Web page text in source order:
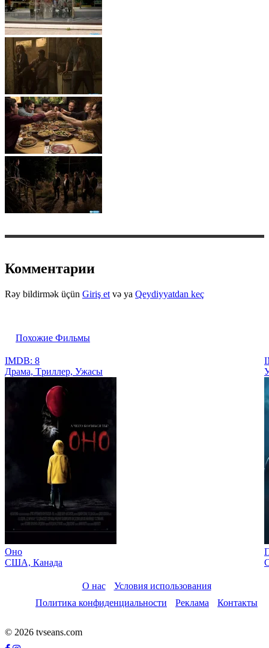
Комментарии
Rəy bildirmək üçün Giriş et və ya Qeydiyyatdan keç
Похожие Фильмы
IMDB: 8
Драма, Tриллер, Ужасы
Оно
США, Канада
О нас
Условия использования
Политика конфиденциальности
Реклама Контакты
© 2026 tvseans.com